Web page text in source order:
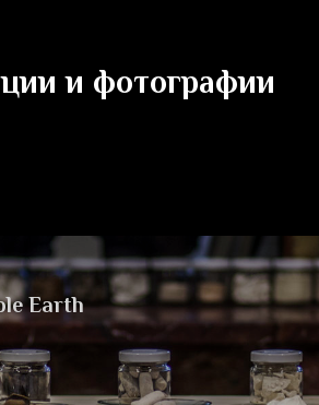
и фотографии
Earth